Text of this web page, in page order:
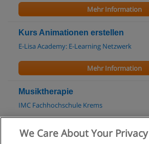
Mehr Information
Kurs Animationen erstellen
E-Lisa Academy: E-Learning Netzwerk
Mehr Information
Musiktherapie
IMC Fachhochschule Krems
Mehr Information
We Care About Your Privacy